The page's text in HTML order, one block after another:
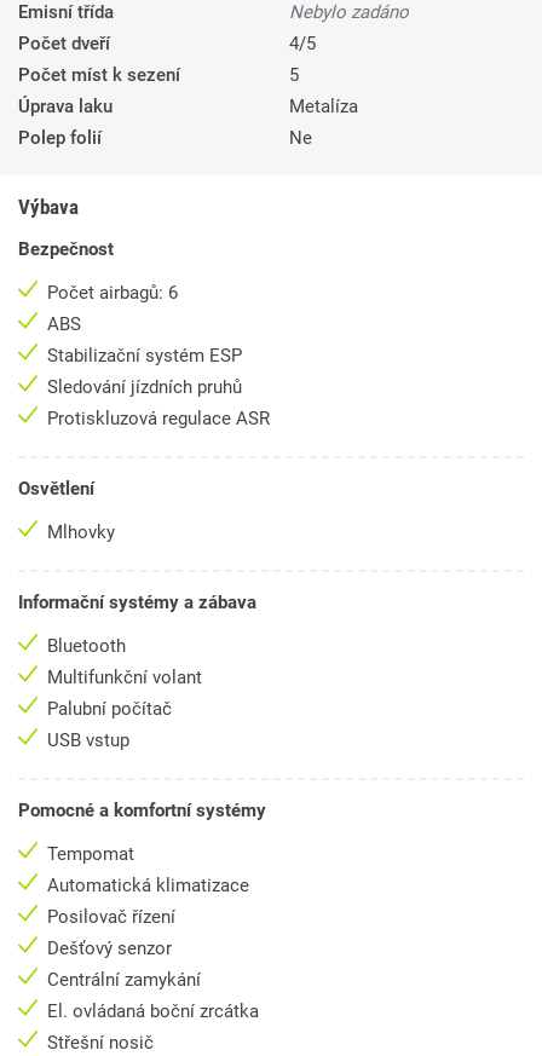
Emisní třída
Nebylo zadáno
Počet dveří
4/5
Počet míst k sezení
5
Úprava laku
Metalíza
Polep folií
Ne
Výbava
Bezpečnost
Počet airbagů: 6
ABS
Stabilizační systém ESP
Sledování jízdních pruhů
Protiskluzová regulace ASR
Osvětlení
Mlhovky
Informační systémy a zábava
Bluetooth
Multifunkční volant
Palubní počítač
USB vstup
Pomocné a komfortní systémy
Tempomat
Automatická klimatizace
Posilovač řízení
Dešťový senzor
Centrální zamykání
El. ovládaná boční zrcátka
Střešní nosič